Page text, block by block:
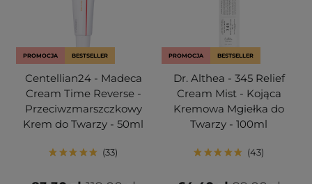
PROMOCJA BESTSELLER
Centellian24 - Madeca
Cream Time Reverse -
Przeciwzmarszczkowy
Krem do Twarzy - 50ml
33
PROMOCJA BESTSELLER
Dr. Althea - 345 Relief
Cream Mist - Kojąca
Kremowa Mgiełka do
Twarzy - 100ml
43